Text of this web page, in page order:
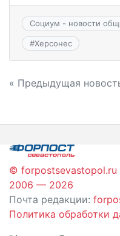
Социум - новости
#Херсонес
Навигация
записям
« Предыдущая
© forpostsevastopol.ru
2006 — 2026
Почта редакции:
Политика обработки